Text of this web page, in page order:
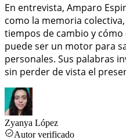
En entrevista, Amparo
como la memoria
tiempos de cambio y
puede ser un motor para
personales. Sus palabras
sin perder de vista el
Zyanya López
Autor verificado